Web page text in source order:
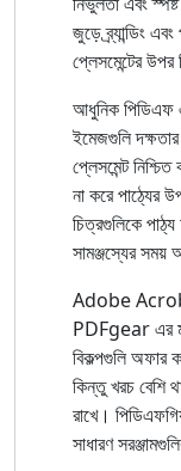
জুড়ে ব্র্যান্ডিং
প্লেসমেন্টের উপর
আধুনিক পিডিএফ
ইমেজগুলি
প্লেসমেন্ট
না করে পাঠ্যের
চিত্রগুলিকে
সামঞ্জস্যের সময়
Adobe
PDFgear এর
বিকল্পগুলি অফার
কিন্তু খরচ বেশি
রাখে।
সাধারণ